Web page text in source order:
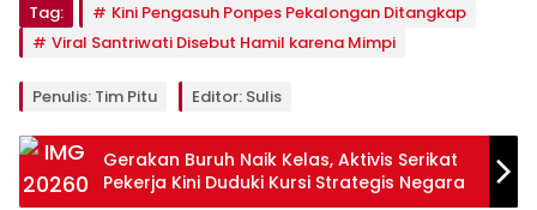
Tag:
Kini Pengasuh Ponpes Pekalongan Ditangkap
Viral Santriwati Disebut Hamil karena Mimpi
Penulis: Tim Pitu Editor: Sulis
Gerakan Buruh Naik Kelas, Aktivis Serikat
Pekerja Kini Duduki Kursi Strategis Negara